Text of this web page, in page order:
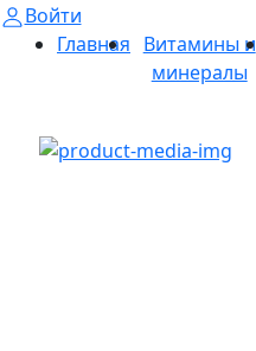
Войти
Главная Витамины и
минералы